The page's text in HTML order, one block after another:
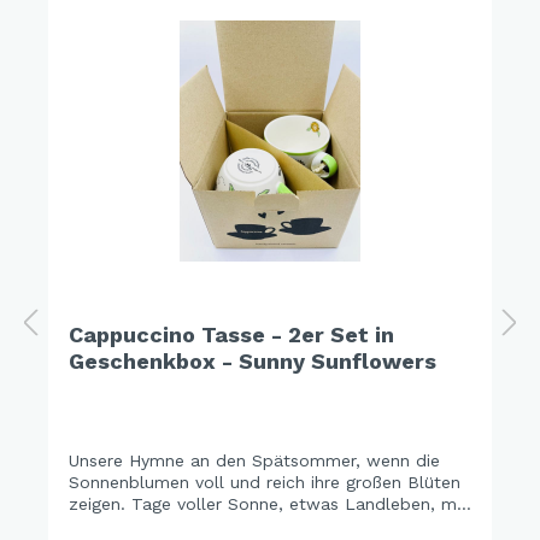
Cappuccino Tasse - 2er Set in
Geschenkbox - Sunny Sunflowers
Unsere Hymne an den Spätsommer, wenn die
Sonnenblumen voll und reich ihre großen Blüten
zeigen. Tage voller Sonne, etwas Landleben, mit